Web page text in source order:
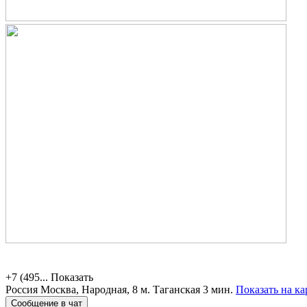
+7 (495... Показать
Россия Москва, Народная, 8 м. Таганская 3 мин. Показать на
Сообщение в чат